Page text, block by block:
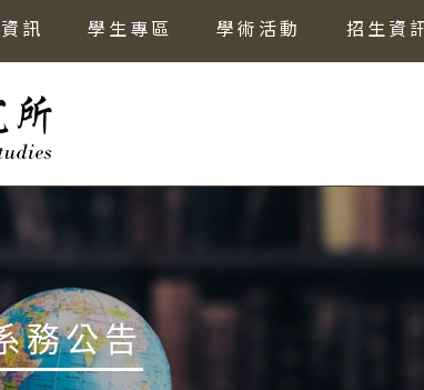
訊 學生專區 學術活動 招生資
務公告